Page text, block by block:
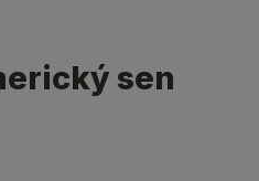
sen